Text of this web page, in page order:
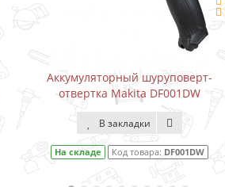
Аккумуляторный шуруповерт-
отвертка Makita DF001DW
В закладки
На складе Код товара: DF001DW